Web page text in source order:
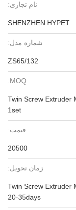
نام تجاری:
SHENZHEN HYPET
شماره مدل:
ZS65/132
MOQ:
Twin Screw
1set
قیمت:
20500
زمان تحویل:
Twin Screw
20-35days